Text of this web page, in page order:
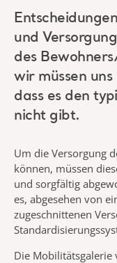
und
des
wir müssen
dass es den
nicht gibt.
Um die Versorgung
können, müssen
und sorgfältig
es, abgesehen von
zugeschnittenen
Die Mobilitätsgalerie